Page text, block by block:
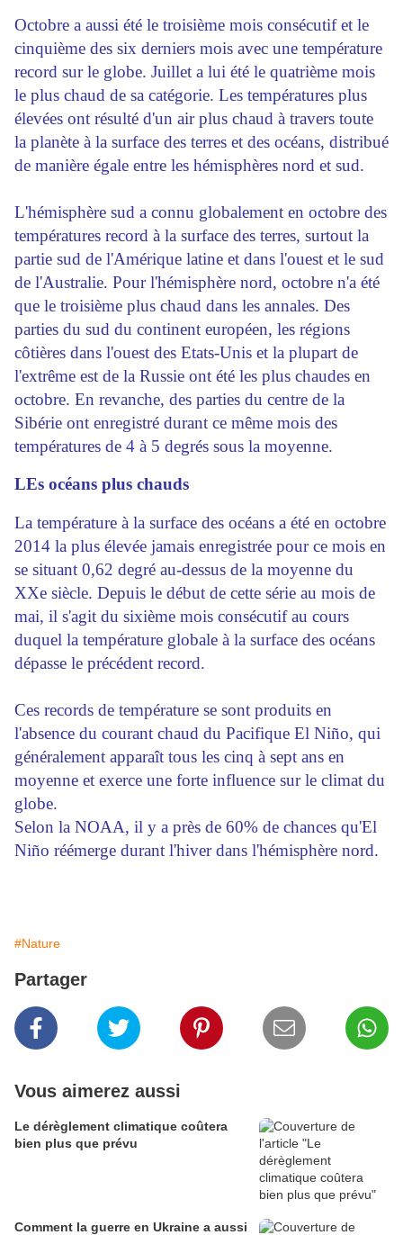
Octobre a aussi été le troisième mois consécutif et le
cinquième des six derniers mois avec une température
record sur le globe. Juillet a lui été le quatrième mois
le plus chaud de sa catégorie. Les températures plus
élevées ont résulté d'un air plus chaud à travers toute
la planète à la surface des terres et des océans, distribué
de manière égale entre les hémisphères nord et sud.
L'hémisphère sud a connu globalement en octobre des
températures record à la surface des terres, surtout la
partie sud de l'Amérique latine et dans l'ouest et le sud
de l'Australie. Pour l'hémisphère nord, octobre n'a été
que le troisième plus chaud dans les annales. Des
parties du sud du continent européen, les régions
côtières dans l'ouest des Etats-Unis et la plupart de
l'extrême est de la Russie ont été les plus chaudes en
octobre. En revanche, des parties du centre de la
Sibérie ont enregistré durant ce même mois des
températures de 4 à 5 degrés sous la moyenne.
LEs océans plus chauds
La température à la surface des océans a été en octobre
2014 la plus élevée jamais enregistrée pour ce mois en
se situant 0,62 degré au-dessus de la moyenne du
XXe siècle. Depuis le début de cette série au mois de
mai, il s'agit du sixième mois consécutif au cours
duquel la température globale à la surface des océans
dépasse le précédent record.
Ces records de température se sont produits en
l'absence du courant chaud du Pacifique El Niño, qui
généralement apparaît tous les cinq à sept ans en
moyenne et exerce une forte influence sur le climat du
globe.
Selon la NOAA, il y a près de 60% de chances qu'El
Niño réémerge durant l'hiver dans l'hémisphère nord.
#Nature
Partager
Vous aimerez aussi
Le dérèglement climatique coûtera
bien plus que prévu
Comment la guerre en Ukraine a aussi